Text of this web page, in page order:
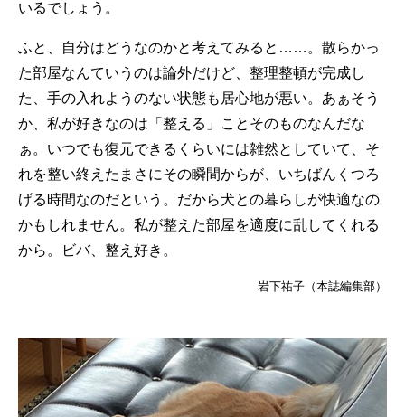
いるでしょう。
ふと、自分はどうなのかと考えてみると……。散らかっ
た部屋なんていうのは論外だけど、整理整頓が完成し
た、手の入れようのない状態も居心地が悪い。あぁそう
か、私が好きなのは「整える」ことそのものなんだな
ぁ。いつでも復元できるくらいには雑然としていて、そ
れを整い終えたまさにその瞬間からが、いちばんくつろ
げる時間なのだという。だから犬との暮らしが快適なの
かもしれません。私が整えた部屋を適度に乱してくれる
から。ビバ、整え好き。
岩下祐子（本誌編集部）